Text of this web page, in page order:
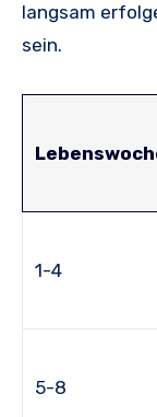
langsam
sein.
1-4
5-8